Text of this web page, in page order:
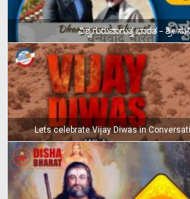
ವಿಶ್ವಗುರುವಾಗುತ್ತ ಭಾರತ – ಶ್ರೀ
Lets celebrate Vijay Diwas in